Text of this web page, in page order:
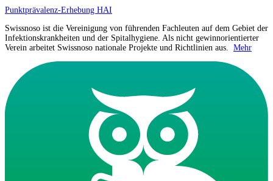
Punktprävalenz-Erhebung HAI
Swissnoso ist die Vereinigung von führenden Fachleuten auf dem Gebiet der
Infektionskrankheiten und der Spitalhygiene. Als nicht gewinnorientierter
Verein arbeitet Swissnoso nationale Projekte und Richtlinien aus. Mehr